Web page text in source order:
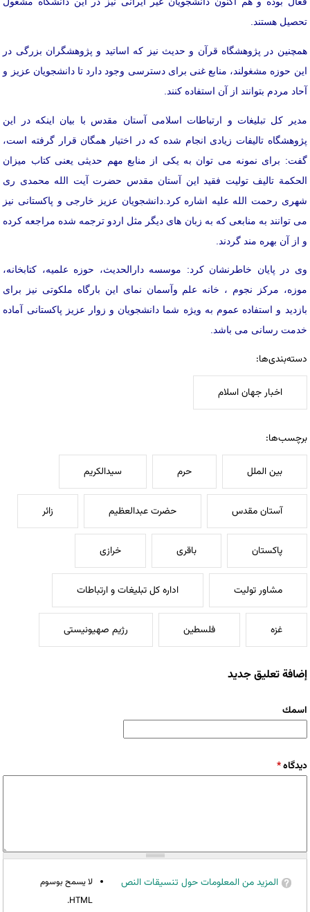
تحصیل هستند.
همچنین در پژوهشگاه قرآن و حدیث نیز که اساتید و پژوهشگران بزرگی در
این حوزه مشغولند، منابع غنی برای دسترسی وجود دارد تا دانشجویان عزیز و
آحاد مردم بتوانند از آن استفاده کنند.
مدیر کل تبلیغات و ارتباطات اسلامی آستان مقدس با بیان اینکه در این
پژوهشگاه تالیفات زیادی انجام شده که در اختیار همگان قرار گرفته است،
گفت: برای نمونه می توان به یکی از منابع مهم حدیثی یعنی کتاب میزان
الحکمة تالیف تولیت فقید این آستان مقدس حضرت آیت الله محمدی ری
شهری رحمت الله علیه اشاره کرد.دانشجویان عزیز خارجی و پاکستانی نیز
می توانند به منابعی که به زبان های دیگر مثل اردو ترجمه شده مراجعه کرده
و از آن بهره مند گردند.
وی در پایان خاطرنشان کرد: موسسه دارالحدیث، حوزه علمیه، کتابخانه،
موزه، مرکز نجوم ، خانه علم وآسمان نمای این بارگاه ملکوتی نیز برای
بازدید و استفاده عموم به ویژه شما دانشجویان و زوار عزیز پاکستانی آماده
خدمت رسانی می باشد.
دسته‌بندی‌ها:
اخبار جهان اسلام
برچسب‌ها:
بین الملل حرم سیدالکریم
آستان مقدس حضرت عبدالعظیم زائر
پاکستان باقری خرازی
مشاور تولیت اداره کل تبلیغات و ارتباطات
غزه فلسطین رژیم صهیونیستی
إضافة تعليق جديد
‏اسمك ‏
‏دیدگاه ‏*
المزيد من المعلومات حول تنسيقات النص
لا يسمح بوسوم
HTML.